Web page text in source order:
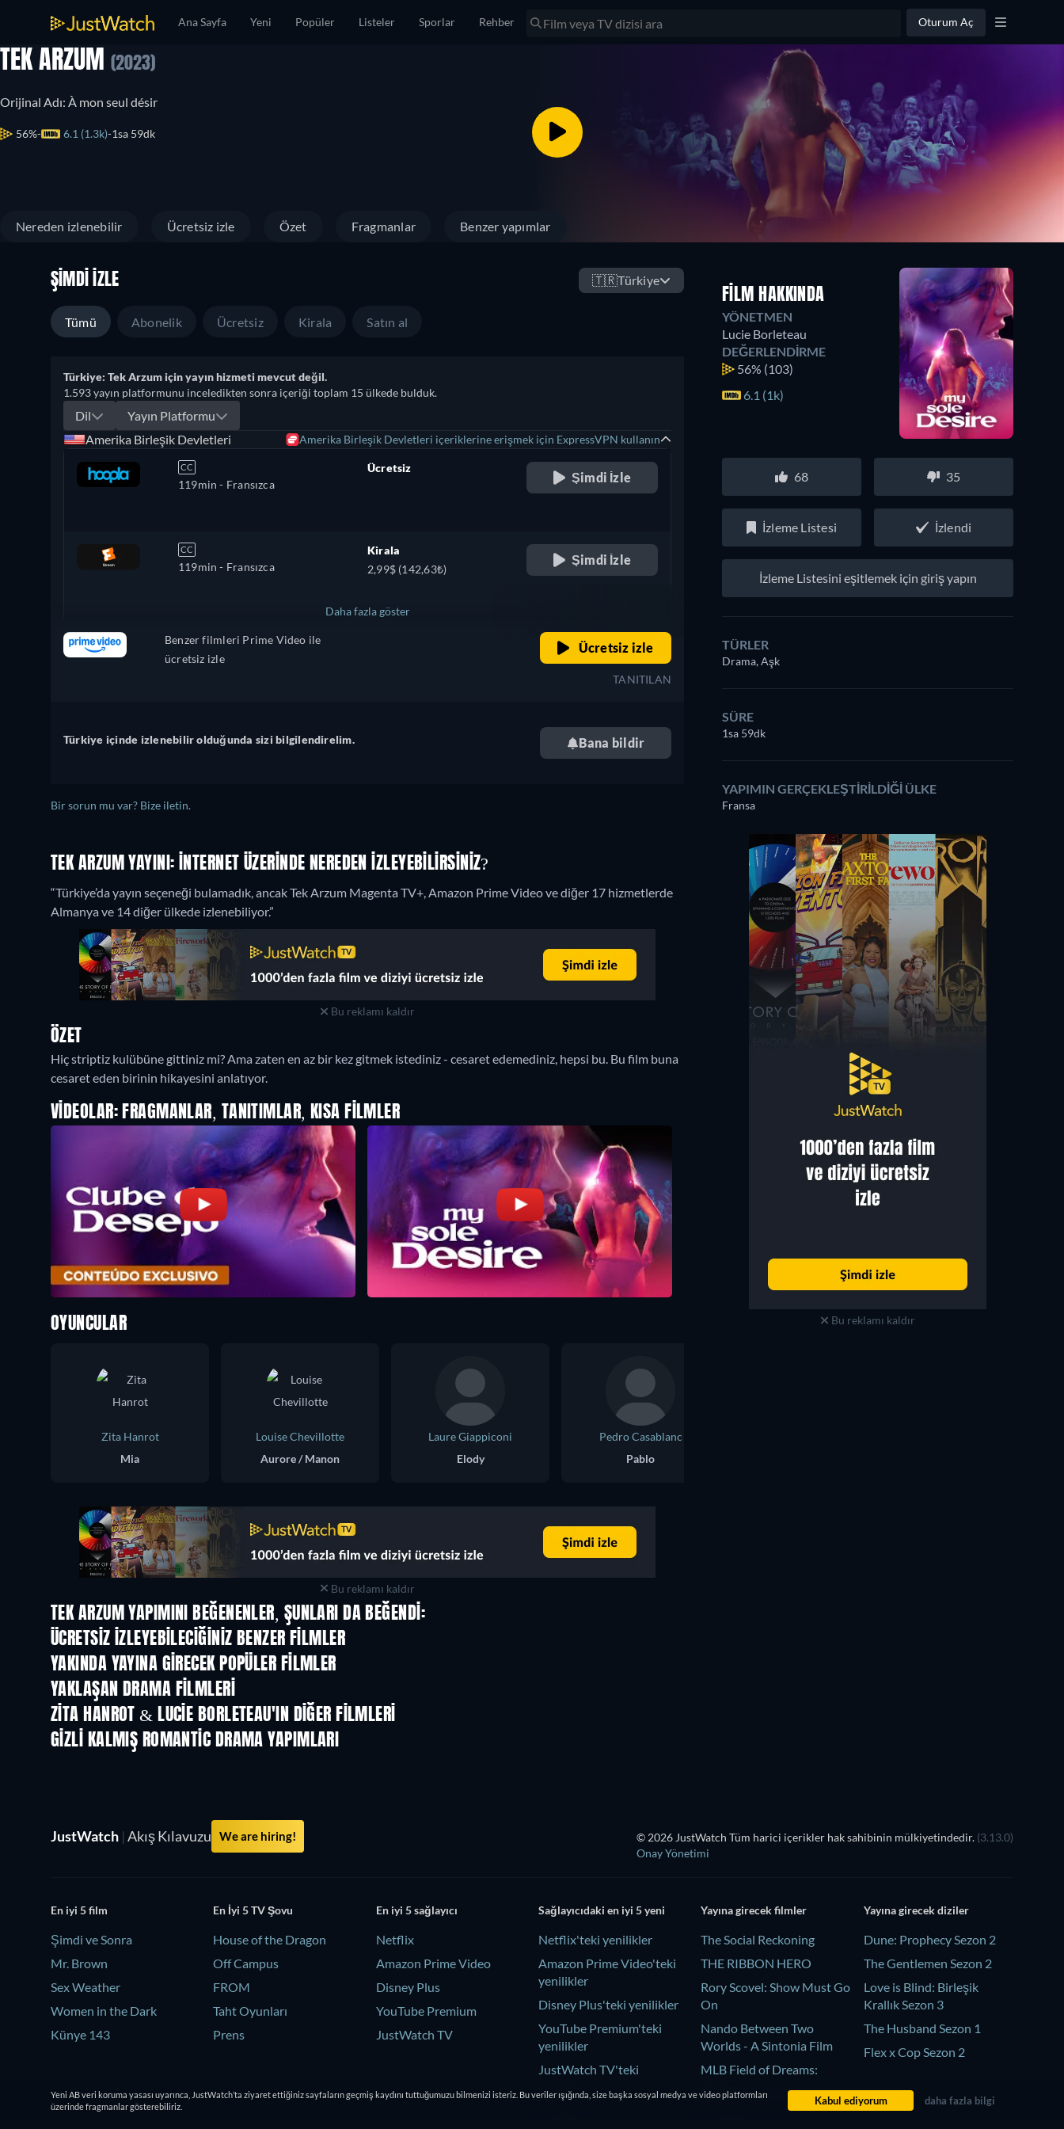
Ana Sayfa Yeni Popüler Listeler Sporlar Rehber Oturum Aç
TEK ARZUM (2023)
Orijinal Adı: À mon seul désir
56% 6.1 (1.3k) 1sa 59dk
Nereden izlenebilir Ücretsiz izle Özet Fragmanlar Benzer yapımlar
ŞIMDI İZLE 🇹🇷Türkiye
Tümü Abonelik Ücretsiz Kirala Satın al
Türkiye: Tek Arzum için yayın hizmeti mevcut değil.
1.593 yayın platformunu inceledikten sonra içeriği toplam 15 ülkede bulduk.
Dil
Yayın Platformu
Amerika Birleşik Devletleri
Amerika Birleşik Devletleri içeriklerine erişmek için ExpressVPN kullanın
CC
119min - Fransızca
Ücretsiz
Şimdi İzle
CC
119min - Fransızca
Kirala
2,99$ (142,63₺)
Şimdi İzle
Brezilya
Daha fazla göster
Benzer filmleri Prime Video ile
ücretsiz izle
Ücretsiz izle
TANITILAN
Türkiye içinde izlenebilir olduğunda sizi bilgilendirelim. Bana bildir
Bir sorun mu var? Bize iletin.
TEK ARZUM YAYINI: İNTERNET ÜZERINDE NEREDEN IZLEYEBILIRSINIZ?
“Türkiye’da yayın seçeneği bulamadık, ancak Tek Arzum Magenta TV+, Amazon Prime Video ve diğer 17 hizmetlerde
Almanya ve 14 diğer ülkede izlenebiliyor.”
Bu reklamı kaldır
ÖZET
Hiç striptiz kulübüne gittiniz mi? Ama zaten en az bir kez gitmek istediniz - cesaret edemediniz, hepsi bu. Bu film buna
cesaret eden birinin hikayesini anlatıyor.
VIDEOLAR: FRAGMANLAR, TANITIMLAR, KISA FILMLER
FILM HAKKINDA
YÖNETMEN
Lucie Borleteau
DEĞERLENDIRME
56% (103)
6.1 (1k)
68 35
İzleme Listesi İzlendi
İzleme Listesini eşitlemek için giriş yapın
TÜRLER
Drama, Aşk
SÜRE
1sa 59dk
YAPIMIN GERÇEKLEŞTIRILDIĞI ÜLKE
Fransa
Bu reklamı kaldır
OYUNCULAR
Zita Hanrot
Mia
Louise Chevillotte
Aurore / Manon
Laure Giappiconi
Elody
Pedro Casablanc
Pablo
Bu reklamı kaldır
TEK ARZUM YAPIMINI BEĞENENLER, ŞUNLARI DA BEĞENDI:
ÜCRETSIZ IZLEYEBILECIĞINIZ BENZER FILMLER
YAKINDA YAYINA GIRECEK POPÜLER FILMLER
YAKLAŞAN DRAMA FILMLERI
ZITA HANROT & LUCIE BORLETEAU'IN DIĞER FILMLERI
GIZLI KALMIŞ ROMANTIC DRAMA YAPIMLARI
JustWatch | Akış Kılavuzu We are hiring! © 2026 JustWatch Tüm harici içerikler hak sahibinin mülkiyetindedir. (3.13.0)
Onay Yönetimi
En iyi 5 film
Şimdi ve Sonra
Mr. Brown
Sex Weather
Women in the Dark
Künye 143
En İyi 5 TV Şovu
House of the Dragon
Off Campus
FROM
Taht Oyunları
Prens
En iyi 5 sağlayıcı
Netflix
Amazon Prime Video
Disney Plus
YouTube Premium
JustWatch TV
Sağlayıcıdaki en iyi 5 yeni
Netflix'teki yenilikler
Amazon Prime Video'teki
yenilikler
Disney Plus'teki yenilikler
YouTube Premium'teki
yenilikler
JustWatch TV'teki
Yayına girecek filmler
The Social Reckoning
THE RIBBON HERO
Rory Scovel: Show Must Go
On
Nando Between Two
Worlds - A Sintonia Film
MLB Field of Dreams:
Phillies vs. Twins
Yayına girecek diziler
Dune: Prophecy Sezon 2
The Gentlemen Sezon 2
Love is Blind: Birleşik
Krallık Sezon 3
The Husband Sezon 1
Flex x Cop Sezon 2
Yeni AB veri koruma yasası uyarınca, JustWatch’ta ziyaret ettiğiniz sayfaların geçmiş kaydını tuttuğumuzu bilmenizi isteriz. Bu veriler ışığında, size başka sosyal medya ve video platformları
üzerinde fragmanlar gösterebiliriz.
Kabul ediyorum daha fazla bilgi